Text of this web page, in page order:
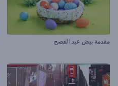
مقدمة بيض عيد الفصح